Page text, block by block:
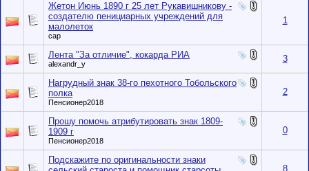
Жетон Июнь 1890 г 25 лет Рукавишникову -
создателю пенициарных учреждений для
малолеток
cap
1
Лента "За отличие", кокарда РИА
alexandr_y 3
Нагрудный знак 38-го пехотного Тобольского
полка
Пенсионер2018
2
Прошу помочь атрибутировать знак 1809-
1909 г
Пенсионер2018
0
Подскажите по оригинальности знаки
8